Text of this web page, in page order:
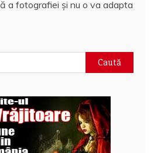
a fotografiei și nu o va adapta